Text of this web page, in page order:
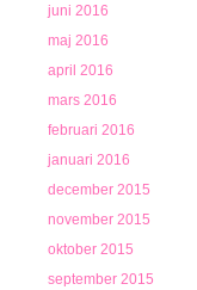
juni 2016
maj 2016
april 2016
mars 2016
februari 2016
januari 2016
december 2015
november 2015
oktober 2015
september 2015